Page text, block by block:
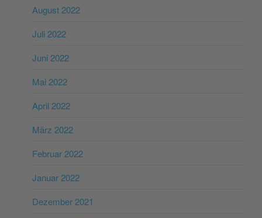
August 2022
Juli 2022
Juni 2022
Mai 2022
April 2022
März 2022
Februar 2022
Januar 2022
Dezember 2021